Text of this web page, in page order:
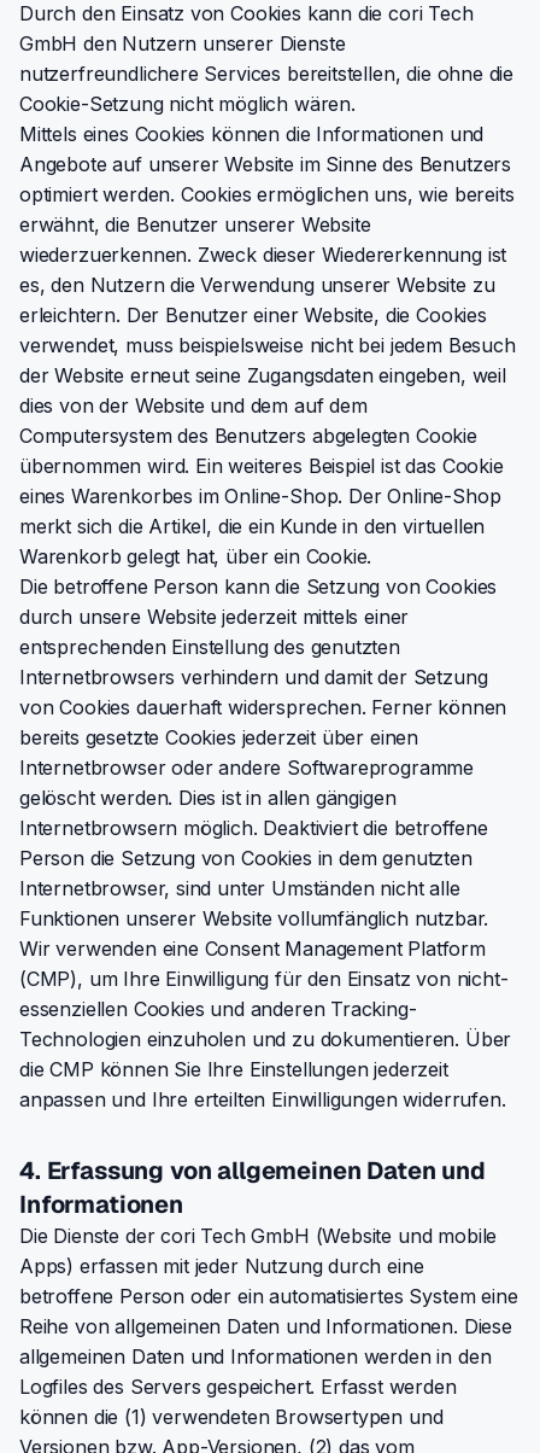
Durch den Einsatz von Cookies kann die cori Tech
GmbH den Nutzern unserer Dienste
nutzerfreundlichere Services bereitstellen, die ohne die
Cookie-Setzung nicht möglich wären.
Mittels eines Cookies können die Informationen und
Angebote auf unserer Website im Sinne des Benutzers
optimiert werden. Cookies ermöglichen uns, wie bereits
erwähnt, die Benutzer unserer Website
wiederzuerkennen. Zweck dieser Wiedererkennung ist
es, den Nutzern die Verwendung unserer Website zu
erleichtern. Der Benutzer einer Website, die Cookies
verwendet, muss beispielsweise nicht bei jedem Besuch
der Website erneut seine Zugangsdaten eingeben, weil
dies von der Website und dem auf dem
Computersystem des Benutzers abgelegten Cookie
übernommen wird. Ein weiteres Beispiel ist das Cookie
eines Warenkorbes im Online-Shop. Der Online-Shop
merkt sich die Artikel, die ein Kunde in den virtuellen
Warenkorb gelegt hat, über ein Cookie.
Die betroffene Person kann die Setzung von Cookies
durch unsere Website jederzeit mittels einer
entsprechenden Einstellung des genutzten
Internetbrowsers verhindern und damit der Setzung
von Cookies dauerhaft widersprechen. Ferner können
bereits gesetzte Cookies jederzeit über einen
Internetbrowser oder andere Softwareprogramme
gelöscht werden. Dies ist in allen gängigen
Internetbrowsern möglich. Deaktiviert die betroffene
Person die Setzung von Cookies in dem genutzten
Internetbrowser, sind unter Umständen nicht alle
Funktionen unserer Website vollumfänglich nutzbar.
Wir verwenden eine Consent Management Platform
(CMP), um Ihre Einwilligung für den Einsatz von nicht-
essenziellen Cookies und anderen Tracking-
Technologien einzuholen und zu dokumentieren. Über
die CMP können Sie Ihre Einstellungen jederzeit
anpassen und Ihre erteilten Einwilligungen widerrufen.
4. Erfassung von allgemeinen Daten und
Informationen
Die Dienste der cori Tech GmbH (Website und mobile
Apps) erfassen mit jeder Nutzung durch eine
betroffene Person oder ein automatisiertes System eine
Reihe von allgemeinen Daten und Informationen. Diese
allgemeinen Daten und Informationen werden in den
Logfiles des Servers gespeichert. Erfasst werden
können die (1) verwendeten Browsertypen und
Versionen bzw. App-Versionen, (2) das vom